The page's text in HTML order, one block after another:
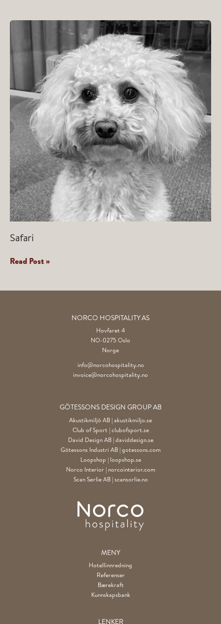
Safari
Safari
Read Post »
NORCO HOSPITALITY AS
Hovfaret 4
NO-0275 Oslo
Norge
info@norcohospitality.no
invoice@norcohospitality.no
GÖTESSONS DESIGN GROUP AB
Akustikmiljö AB |akustikmiljo.se
Club of Sport |clubofsport.se
David Design AB |daviddesign.se
Götessons Industri AB |gotessons.com
Loopshop | loopshop.se
Norco Interior | norcointerior.com
Scan Sørlie AB |scansorlie.no
MENY
Hotellinnredning
Referenser
Bærekraft
Kunnskapsbank
LENKER